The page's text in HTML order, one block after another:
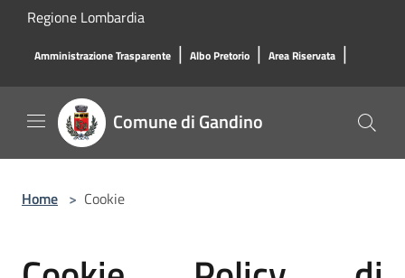
Salta al contenuto principale
Regione Lombardia
Amministrazione Trasparente | Albo Pretorio | Area Riservata |
Comune di Gandino
Home > Cookie